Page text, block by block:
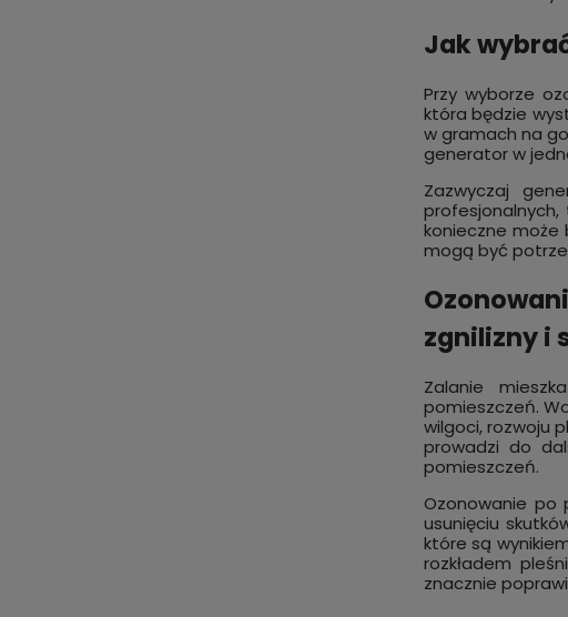
Jak
Przy wyborze
która będzie
w gramach na
generator w
Zazwyczaj
konieczne może
mogą być
zgnilizny i
Zalanie
pomieszczeń.
wilgoci, rozwoju
prowadzi do
pomieszczeń.
Ozonowanie po
usunięciu
które są
rozkładem
znacznie